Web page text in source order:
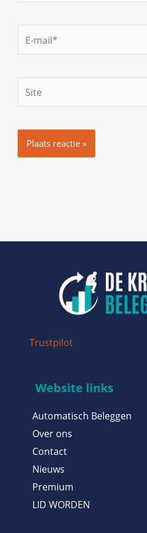
mail*
Trustpilot
Website links
Automatisch Beleggen
Over ons
Contact
Nieuws
Premium
LID WORDEN